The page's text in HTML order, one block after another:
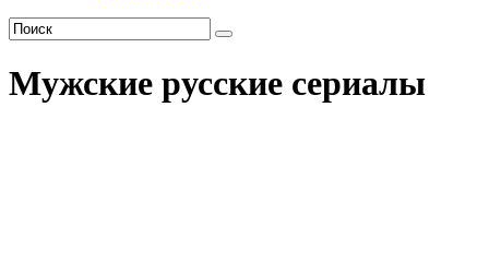
Мужские русские сериалы